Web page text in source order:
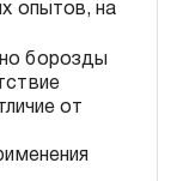
опытов, на
борозды
от